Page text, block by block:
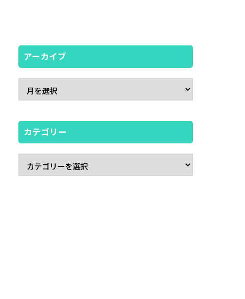
アーカイブ
カテゴリー